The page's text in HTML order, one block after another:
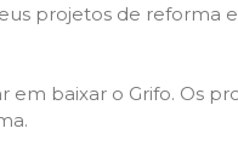
projetos de reforma
em baixar o Grifo. Os